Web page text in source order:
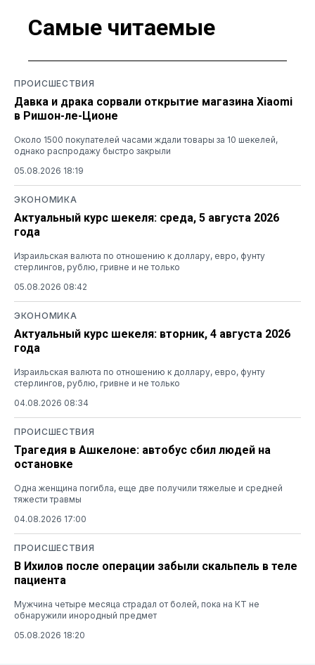
Самые читаемые
ПРОИСШЕСТВИЯ
Давка и драка сорвали открытие магазина Xiaomi
в Ришон-ле-Ционе
Около 1500 покупателей часами ждали товары за 10 шекелей,
однако распродажу быстро закрыли
05.08.2026 18:19
ЭКОНОМИКА
Актуальный курс шекеля: среда, 5 августа 2026
года
Израильская валюта по отношению к доллару, евро, фунту
стерлингов, рублю, гривне и не только
05.08.2026 08:42
ЭКОНОМИКА
Актуальный курс шекеля: вторник, 4 августа 2026
года
Израильская валюта по отношению к доллару, евро, фунту
стерлингов, рублю, гривне и не только
04.08.2026 08:34
ПРОИСШЕСТВИЯ
Трагедия в Ашкелоне: автобус сбил людей на
остановке
Одна женщина погибла, еще две получили тяжелые и средней
тяжести травмы
04.08.2026 17:00
ПРОИСШЕСТВИЯ
В Ихилов после операции забыли скальпель в теле
пациента
Мужчина четыре месяца страдал от болей, пока на КТ не
обнаружили инородный предмет
05.08.2026 18:20